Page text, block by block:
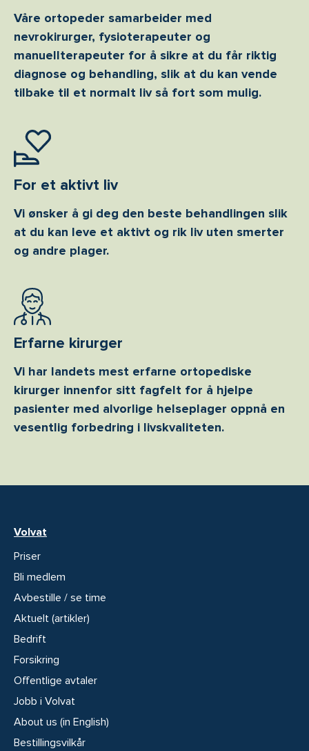
Våre ortopeder samarbeider med
nevrokirurger, fysioterapeuter og
manuellterapeuter for å sikre at du får riktig
diagnose og behandling, slik at du kan vende
tilbake til et normalt liv så fort som mulig.
For et aktivt liv
Vi ønsker å gi deg den beste behandlingen slik
at du kan leve et aktivt og rik liv uten smerter
og andre plager.
Erfarne kirurger
Vi har landets mest erfarne ortopediske
kirurger innenfor sitt fagfelt for å hjelpe
pasienter med alvorlige helseplager oppnå en
vesentlig forbedring i livskvaliteten.
Volvat
Priser
Bli medlem
Avbestille / se time
Aktuelt (artikler)
Bedrift
Forsikring
Offentlige avtaler
Jobb i Volvat
About us (in English)
Bestillingsvilkår